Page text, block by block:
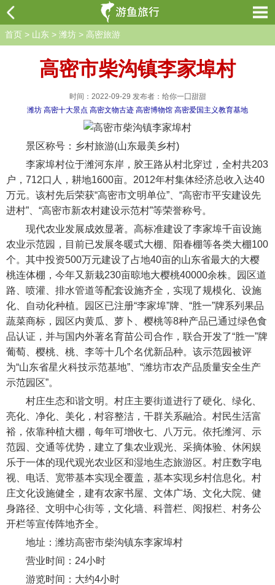
首页 > 山东 > 潍坊 > 高密旅游
高密市柴沟镇李家埠村
时间：2022-09-29 发布者：给你一囗甜甜
潍坊 高密十大景点 高密文物古迹 高密博物馆 高密爱国主义教育基地
景区称号：乡村旅游(山东最美乡村)
李家埠村位于潍河东岸，胶王路从村北穿过，全村共203
户，712口人，耕地1600亩。2012年村集体经济总收入达40
万元。该村先后荣获“高密市文明单位”、“高密市平安建设先
进村”、“高密市新农村建设示范村”等荣誉称号。
现代农业发展成效显著。高标准建设了李家埠千亩设施
农业示范园，目前已发展冬暖式大棚、阳春棚等各类大棚100
个。其中投资500万元建设了占地40亩的山东省最大的大樱
桃连体棚，今年又新栽230亩晾地大樱桃40000余株。园区道
路、喷灌、排水管道等配套设施齐全，实现了规模化、设施
化、自动化种植。园区已注册“李家埠”牌、“胜一”牌系列果品
蔬菜商标，园区内黄瓜、萝卜、樱桃等8种产品已通过绿色食
品认证，并与国内外著名育苗公司合作，联合开发了“胜一”牌
葡萄、樱桃、桃、李等十几个名优新品种。该示范园被评
为“山东省星火科技示范基地”、“潍坊市农产品质量安全生产
示范园区”。
村庄生态和谐文明。村庄主要街道进行了硬化、绿化、
亮化、净化、美化，村容整洁，干群关系融洽。村民生活富
裕，依靠种植大棚，每年可增收七、八万元。依托潍河、示
范园、交通等优势，建立了集农业观光、采摘体验、休闲娱
乐于一体的现代观光农业区和湿地生态旅游区。村庄数字电
视、电话、宽带基本实现全覆盖，基本实现乡村信息化。村
庄文化设施健全，建有农家书屋、文体广场、文化大院、健
身路径、文明中心街等，文化墙、科普栏、阅报栏、村务公
开栏等宣传阵地齐全。
地址：潍坊高密市柴沟镇东李家埠村
营业时间：24小时
游览时间：大约4小时